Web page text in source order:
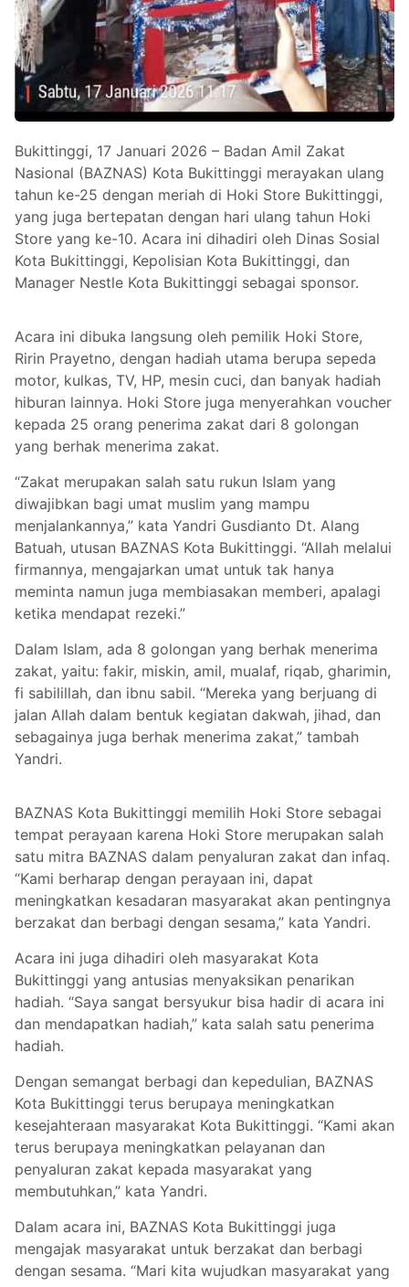
Bukittinggi, 17 Januari 2026 – Badan Amil Zakat
Nasional (BAZNAS) Kota Bukittinggi merayakan ulang
tahun ke-25 dengan meriah di Hoki Store Bukittinggi,
yang juga bertepatan dengan hari ulang tahun Hoki
Store yang ke-10. Acara ini dihadiri oleh Dinas Sosial
Kota Bukittinggi, Kepolisian Kota Bukittinggi, dan
Manager Nestle Kota Bukittinggi sebagai sponsor.
Acara ini dibuka langsung oleh pemilik Hoki Store,
Ririn Prayetno, dengan hadiah utama berupa sepeda
motor, kulkas, TV, HP, mesin cuci, dan banyak hadiah
hiburan lainnya. Hoki Store juga menyerahkan voucher
kepada 25 orang penerima zakat dari 8 golongan
yang berhak menerima zakat.
“Zakat merupakan salah satu rukun Islam yang
diwajibkan bagi umat muslim yang mampu
menjalankannya,” kata Yandri Gusdianto Dt. Alang
Batuah, utusan BAZNAS Kota Bukittinggi. “Allah melalui
firmannya, mengajarkan umat untuk tak hanya
meminta namun juga membiasakan memberi, apalagi
ketika mendapat rezeki.”
Dalam Islam, ada 8 golongan yang berhak menerima
zakat, yaitu: fakir, miskin, amil, mualaf, riqab, gharimin,
fi sabilillah, dan ibnu sabil. “Mereka yang berjuang di
jalan Allah dalam bentuk kegiatan dakwah, jihad, dan
sebagainya juga berhak menerima zakat,” tambah
Yandri.
BAZNAS Kota Bukittinggi memilih Hoki Store sebagai
tempat perayaan karena Hoki Store merupakan salah
satu mitra BAZNAS dalam penyaluran zakat dan infaq.
“Kami berharap dengan perayaan ini, dapat
meningkatkan kesadaran masyarakat akan pentingnya
berzakat dan berbagi dengan sesama,” kata Yandri.
Acara ini juga dihadiri oleh masyarakat Kota
Bukittinggi yang antusias menyaksikan penarikan
hadiah. “Saya sangat bersyukur bisa hadir di acara ini
dan mendapatkan hadiah,” kata salah satu penerima
hadiah.
Dengan semangat berbagi dan kepedulian, BAZNAS
Kota Bukittinggi terus berupaya meningkatkan
kesejahteraan masyarakat Kota Bukittinggi. “Kami akan
terus berupaya meningkatkan pelayanan dan
penyaluran zakat kepada masyarakat yang
membutuhkan,” kata Yandri.
Dalam acara ini, BAZNAS Kota Bukittinggi juga
mengajak masyarakat untuk berzakat dan berbagi
dengan sesama. “Mari kita wujudkan masyarakat yang